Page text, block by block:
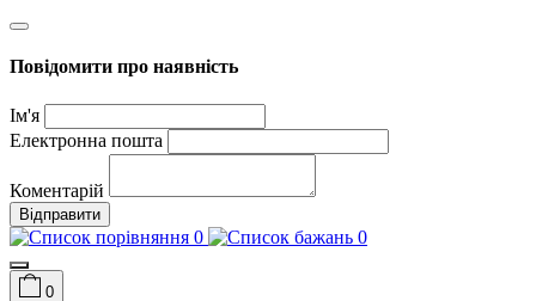
Повідомити про наявність
Ім'я
Електронна пошта
Коментарій
Відправити
0 0
0